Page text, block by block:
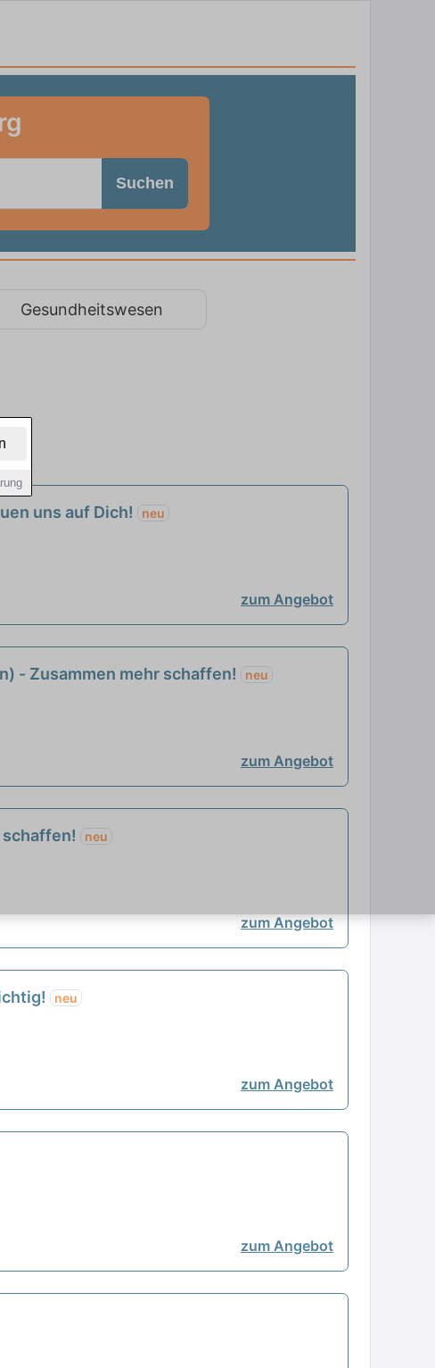
Suchen
Gesundheitswesen
uns auf Dich! neu
zum Angebot
- Zusammen mehr schaffen! neu
zum Angebot
neu
zum Angebot
neu
zum Angebot
zum Angebot